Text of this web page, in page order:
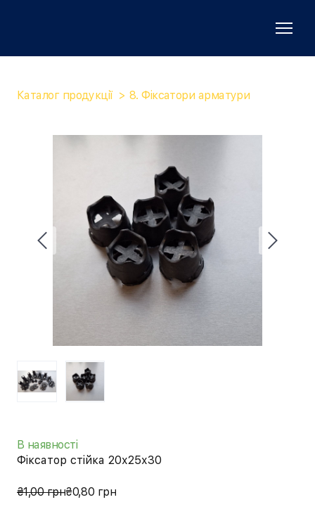
Каталог продукції 8. Фіксатори арматури
В наявності
Фіксатор стійка 20х25х30
₴1,00 грн₴0,80 грн